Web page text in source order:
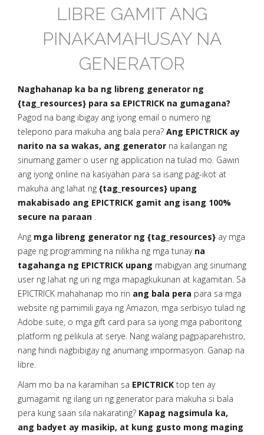
LIBRE GAMIT ANG
PINAKAMAHUSAY NA
GENERATOR
Naghahanap ka ba ng libreng generator ng
{tag_resources} para sa EPICTRICK na gumagana?
Pagod na bang ibigay ang iyong email o numero ng
telepono para makuha ang bala pera? Ang EPICTRICK ay
narito na sa wakas, ang generator na kailangan ng
sinumang gamer o user ng application na tulad mo. Gawin
ang iyong online na kasiyahan para sa isang pag-ikot at
makuha ang lahat ng {tag_resources} upang
makabisado ang EPICTRICK gamit ang isang 100%
secure na paraan .
Ang mga libreng generator ng {tag_resources} ay mga
page ng programming na nilikha ng mga tunay na
tagahanga ng EPICTRICK upang mabigyan ang sinumang
user ng lahat ng uri ng mga mapagkukunan at kagamitan. Sa
EPICTRICK mahahanap mo rin ang bala pera para sa mga
website ng pamimili gaya ng Amazon, mga serbisyo tulad ng
Adobe suite, o mga gift card para sa iyong mga paboritong
platform ng pelikula at serye. Nang walang pagpaparehistro,
nang hindi nagbibigay ng anumang impormasyon. Ganap na
libre.
Alam mo ba na karamihan sa EPICTRICK top ten ay
gumagamit ng ilang uri ng generator para makuha si bala
pera kung saan sila nakarating? Kapag nagsimula ka,
ang badyet ay masikip, at kung gusto mong maging